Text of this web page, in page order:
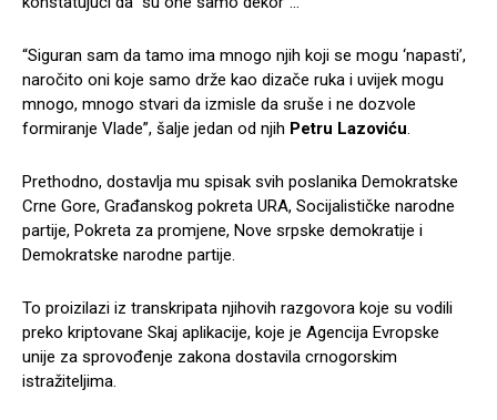
“Siguran sam da tamo ima mnogo njih koji se mogu ‘napasti’,
naročito oni koje samo drže kao dizače ruka i uvijek mogu
mnogo, mnogo stvari da izmisle da sruše i ne dozvole
formiranje Vlade”, šalje jedan od njih Petru Lazoviću.
Prethodno, dostavlja mu spisak svih poslanika Demokratske
Crne Gore, Građanskog pokreta URA, Socijalističke narodne
partije, Pokreta za promjene, Nove srpske demokratije i
Demokratske narodne partije.
To proizilazi iz transkripata njihovih razgovora koje su vodili
preko kriptovane Skaj aplikacije, koje je Agencija Evropske
unije za sprovođenje zakona dostavila crnogorskim
istražiteljima.